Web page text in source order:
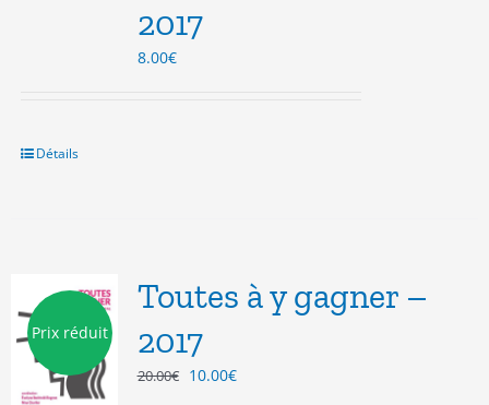
2017
8.00€
Détails
Prix réduit
Toutes à y gagner –
2017
20.00€ Le
10.00€Le